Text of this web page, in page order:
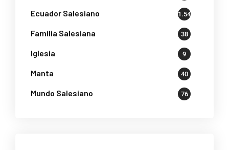
Ecuador Salesiano 1.541
Familia Salesiana 38
Iglesia 9
Manta 40
Mundo Salesiano 76